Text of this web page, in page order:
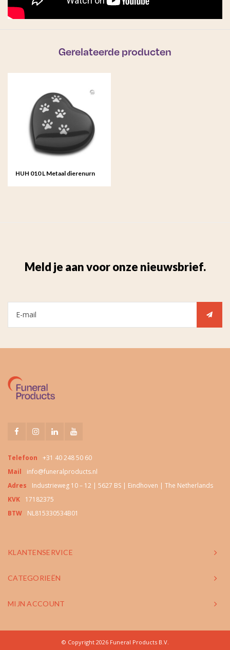
Gerelateerde producten
HUH 010 L Metaal dierenurn
Meld je aan voor onze nieuwsbrief.
Telefoon
+31 40 248 50 60
Mail
info@funeralproducts.nl
Adres
Industrieweg 10 – 12 | 5627 BS | Eindhoven | The Netherlands
KVK
17182375
BTW
NL815330534B01
KLANTENSERVICE
CATEGORIEËN
MIJN ACCOUNT
© Copyright 2026 Funeral Products B.V.